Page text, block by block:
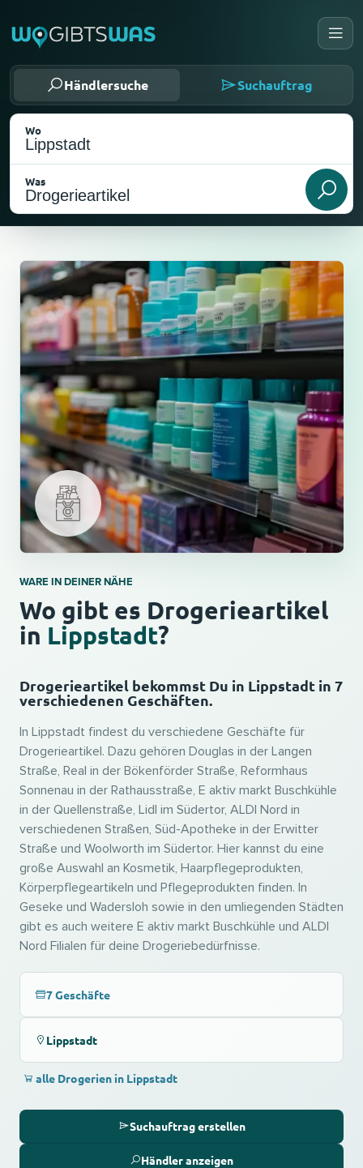
Händlersuche Suchauftrag
Wo
Was
Als meinen Standort wählen
WARE IN DEINER NÄHE
Wo gibt es Drogerieartikel
in Lippstadt?
Drogerieartikel bekommst Du in Lippstadt in 7
verschiedenen Geschäften.
In Lippstadt findest du verschiedene Geschäfte für
Drogerieartikel. Dazu gehören Douglas in der Langen
Straße, Real in der Bökenförder Straße, Reformhaus
Sonnenau in der Rathausstraße, E aktiv markt Buschkühle
in der Quellenstraße, Lidl im Südertor, ALDI Nord in
verschiedenen Straßen, Süd-Apotheke in der Erwitter
Straße und Woolworth im Südertor. Hier kannst du eine
große Auswahl an Kosmetik, Haarpflegeprodukten,
Körperpflegeartikeln und Pflegeprodukten finden. In
Geseke und Wadersloh sowie in den umliegenden Städten
gibt es auch weitere E aktiv markt Buschkühle und ALDI
Nord Filialen für deine Drogeriebedürfnisse.
7 Geschäfte
Lippstadt
alle Drogerien in Lippstadt
Suchauftrag erstellen
Händler anzeigen